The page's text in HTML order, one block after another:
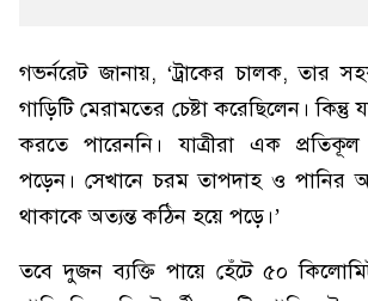
গভর্নরেট জানায়, ‘ট্রাকের চালক, তার
গাড়িটি মেরামতের চেষ্টা করেছিলেন। কিন্তু
করতে পারেননি। যাত্রীরা এক
পড়েন। সেখানে চরম তাপদাহ ও পানির
থাকাকে অত্যন্ত কঠিন হয়ে পড়ে।’
তবে দুজন ব্যক্তি পায়ে হেঁটে ৫০